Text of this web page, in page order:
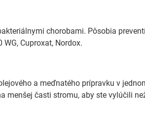
chorobami. Pôsobia
Cuproxat, Nordox.
a meďnatého prípravku v
menšej časti stromu, aby ste vylúčili